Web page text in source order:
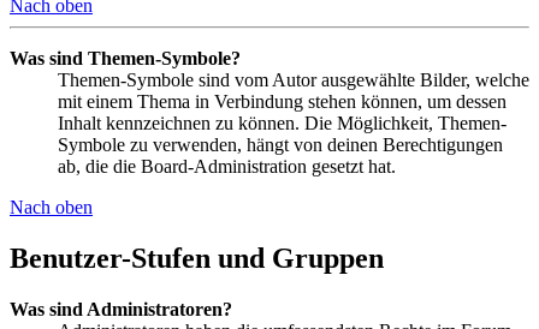
Nach oben
Was sind Themen-Symbole?
Themen-Symbole sind vom Autor ausgewählte Bilder, welche
mit einem Thema in Verbindung stehen können, um dessen
Inhalt kennzeichnen zu können. Die Möglichkeit, Themen-
Symbole zu verwenden, hängt von deinen Berechtigungen
ab, die die Board-Administration gesetzt hat.
Nach oben
Benutzer-Stufen und Gruppen
Was sind Administratoren?